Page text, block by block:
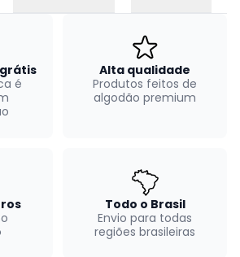
é
Alta qualidade
Produtos feitos de
algodão premium
Todo o Brasil
Envio para todas
regiões brasileiras